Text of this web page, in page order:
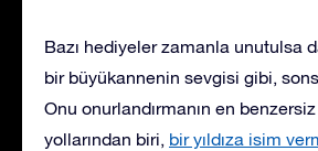
Bazı hediyeler zamanla unutulsa da
bir büyükannenin sevgisi gibi,
Onu onurlandırmanın en
yollarından biri, bir yıldıza isim